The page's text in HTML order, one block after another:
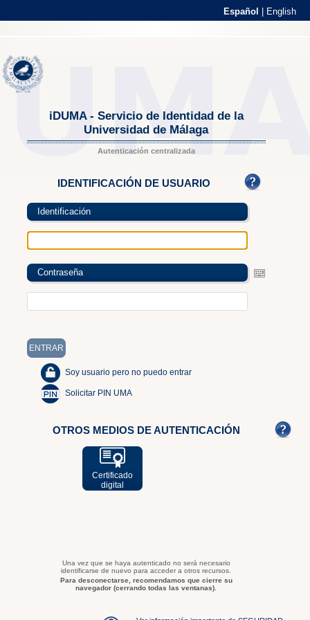
Español English
iDUMA - Servicio de Identidad de la
Universidad de Málaga
Autenticación centralizada
IDENTIFICACIÓN DE USUARIO
Identificación
Contraseña
Soy usuario pero no puedo entrar
Solicitar PIN UMA
OTROS MEDIOS DE AUTENTICACIÓN
Certificado
digital
Una vez que se haya autenticado no será necesario
identificarse de nuevo para acceder a otros recursos.
Para desconectarse, recomendamos que cierre su
navegador (cerrando todas las ventanas).